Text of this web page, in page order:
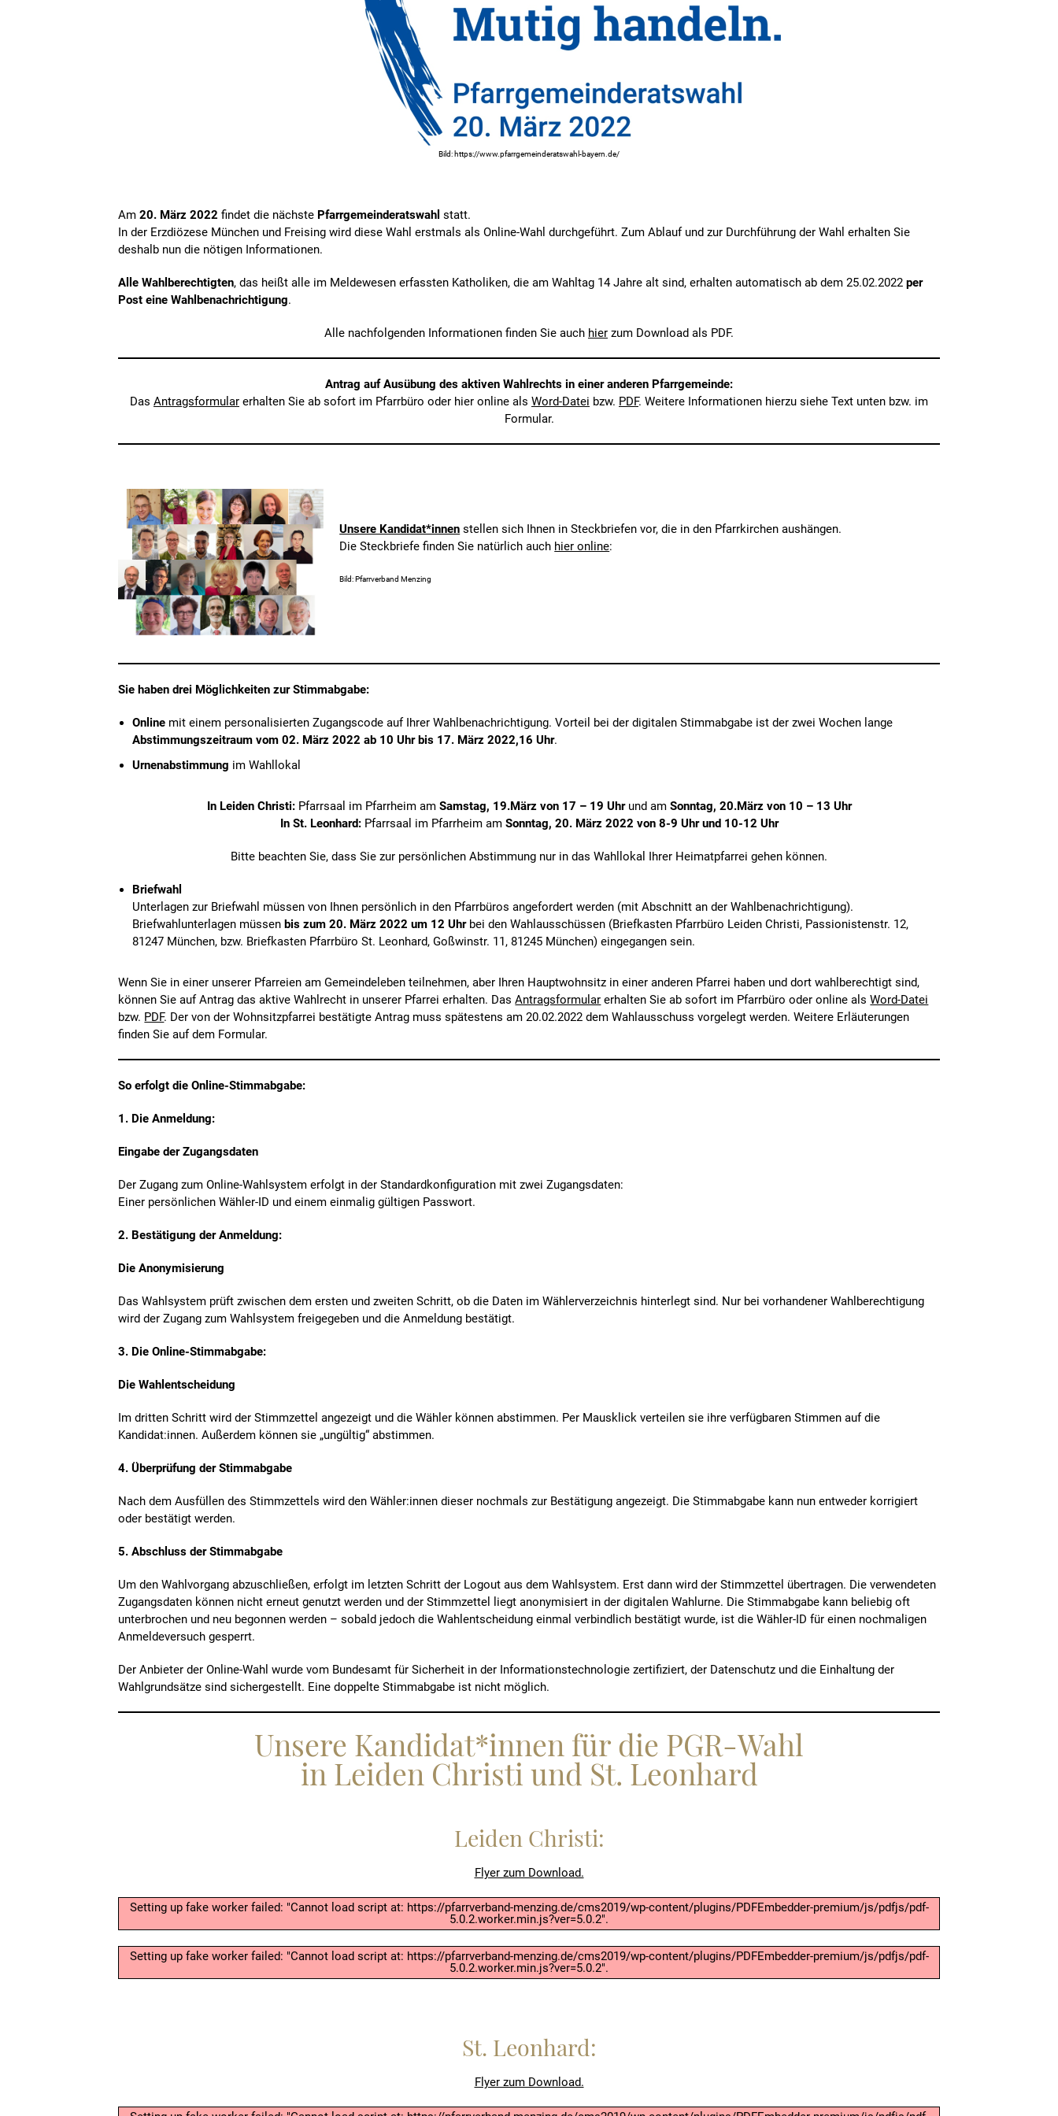
Bild: https://www.pfarrgemeinderatswahl-bayern.de/
Am20. März 2022 findet die nächste Pfarrgemeinderatswahlstatt.
In der Erzdiözese München und Freising wird diese Wahl erstmals als Online-Wahl durchgeführt. Zum Ablauf und zur Durchführung der Wahl erhalten Sie
deshalb nun die nötigen Informationen.
Alle Wahlberechtigten, das heißt alle im Meldewesen erfassten Katholiken, die am Wahltag 14 Jahre alt sind, erhalten automatisch ab dem 25.02.2022per
Post eine Wahlbenachrichtigung.
Alle nachfolgenden Informationen finden Sie auch hier zum Download als PDF.
Antrag auf Ausübung des aktiven Wahlrechts in einer anderen Pfarrgemeinde:
Das Antragsformular erhalten Sie ab sofort im Pfarrbüro oder hier online als Word-Datei bzw. PDF. Weitere Informationen hierzu siehe Text unten bzw. im
Formular.
Unsere Kandidat*innen stellen sich Ihnen in Steckbriefen vor, die in den Pfarrkirchen aushängen.
Die Steckbriefe finden Sie natürlich auch hier online:
Bild: Pfarrverband Menzing
Sie haben drei Möglichkeiten zur Stimmabgabe:
Online mit einem personalisierten Zugangscode auf Ihrer Wahlbenachrichtigung. Vorteil bei der digitalen Stimmabgabe ist der zwei Wochen lange
Abstimmungszeitraum vom 02. März 2022 ab 10 Uhr bis 17. März 2022,16 Uhr.
Urnenabstimmung im Wahllokal
In Leiden Christi: Pfarrsaal im Pfarrheim am Samstag, 19.März von 17 – 19 Uhrund amSonntag, 20.März von 10 – 13 Uhr
In St. Leonhard:Pfarrsaal im Pfarrheim am Sonntag, 20. März 2022 von 8-9 Uhr und 10-12 Uhr
Bitte beachten Sie, dass Sie zur persönlichen Abstimmung nur in das Wahllokal Ihrer Heimatpfarrei gehen können.
Briefwahl
Unterlagen zur Briefwahl müssen von Ihnen persönlich in den Pfarrbüros angefordert werden (mit Abschnitt an der Wahlbenachrichtigung).
Briefwahlunterlagen müssenbis zum 20. März 2022 um 12 Uhrbei den Wahlausschüssen (Briefkasten Pfarrbüro Leiden Christi, Passionistenstr. 12,
81247 München, bzw. Briefkasten Pfarrbüro St. Leonhard, Goßwinstr. 11, 81245 München) eingegangen sein.
Wenn Sie in einer unserer Pfarreien am Gemeindeleben teilnehmen, aber Ihren Hauptwohnsitz in einer anderen Pfarrei haben und dort wahlberechtigt sind,
können Sie auf Antrag das aktive Wahlrecht in unserer Pfarrei erhalten. DasAntragsformular erhalten Sie ab sofort im Pfarrbüro oder online alsWord-Datei
bzw. PDF. Der von der Wohnsitzpfarrei bestätigte Antrag muss spätestens am 20.02.2022 dem Wahlausschuss vorgelegt werden. Weitere Erläuterungen
finden Sie auf dem Formular.
So erfolgt die Online-Stimmabgabe:
1. Die Anmeldung:
Eingabe der Zugangsdaten
Der Zugang zum Online-Wahlsystem erfolgt in der Standardkonfiguration mit zwei Zugangsdaten:
Einer persönlichen Wähler-ID und einem einmalig gültigen Passwort.
2. Bestätigung der Anmeldung:
Die Anonymisierung
Das Wahlsystem prüft zwischen dem ersten und zweiten Schritt, ob die Daten im Wählerverzeichnis hinterlegt sind. Nur bei vorhandener Wahlberechtigung
wird der Zugang zum Wahlsystem freigegeben und die Anmeldung bestätigt.
3. Die Online-Stimmabgabe:
Die Wahlentscheidung
Im dritten Schritt wird der Stimmzettel angezeigt und die Wähler können abstimmen. Per Mausklick verteilen sie ihre verfügbaren Stimmen auf die
Kandidat:innen. Außerdem können sie „ungültig“ abstimmen.
4. Überprüfung der Stimmabgabe
Nach dem Ausfüllen des Stimmzettels wird den Wähler:innen dieser nochmals zur Bestätigung angezeigt. Die Stimmabgabe kann nun entweder korrigiert
oder bestätigt werden.
5. Abschluss der Stimmabgabe
Um den Wahlvorgang abzuschließen, erfolgt im letzten Schritt der Logout aus dem Wahlsystem. Erst dann wird der Stimmzettel übertragen. Die verwendeten
Zugangsdaten können nicht erneut genutzt werden und der Stimmzettel liegt anonymisiert in der digitalen Wahlurne. Die Stimmabgabe kann beliebig oft
unterbrochen und neu begonnen werden – sobald jedoch die Wahlentscheidung einmal verbindlich bestätigt wurde, ist die Wähler-ID für einen nochmaligen
Anmeldeversuch gesperrt.
Der Anbieter der Online-Wahl wurde vom Bundesamt für Sicherheit in der Informationstechnologie zertifiziert, der Datenschutz und die Einhaltung der
Wahlgrundsätze sind sichergestellt. Eine doppelte Stimmabgabe ist nicht möglich.
Unsere Kandidat*innen für die PGR-Wahl
in Leiden Christi und St. Leonhard
Leiden Christi:
Flyer zum Download.
Setting up fake worker failed: "Cannot load script at: https://pfarrverband-menzing.de/cms2019/wp-content/plugins/PDFEmbedder-premium/js/pdfjs/pdf-
5.0.2.worker.min.js?ver=5.0.2".
Setting up fake worker failed: "Cannot load script at: https://pfarrverband-menzing.de/cms2019/wp-content/plugins/PDFEmbedder-premium/js/pdfjs/pdf-
5.0.2.worker.min.js?ver=5.0.2".
St. Leonhard:
Flyer zum Download.